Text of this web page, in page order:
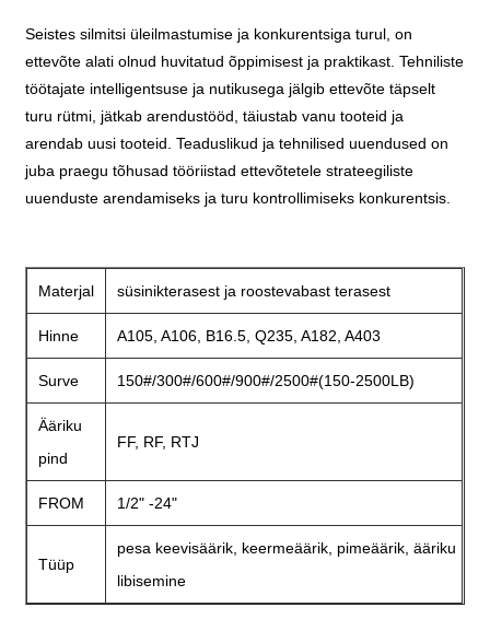
Seistes silmitsi üleilmastumise ja konkurentsiga turul, on
ettevõte alati olnud huvitatud õppimisest ja praktikast. Tehniliste
töötajate intelligentsuse ja nutikusega jälgib ettevõte täpselt
turu rütmi, jätkab arendustööd, täiustab vanu tooteid ja
arendab uusi tooteid. Teaduslikud ja tehnilised uuendused on
juba praegu tõhusad tööriistad ettevõtetele strateegiliste
uuenduste arendamiseks ja turu kontrollimiseks konkurentsis.
Materjal süsinikterasest ja roostevabast terasest
Hinne A105, A106, B16.5, Q235, A182, A403
Surve 150#/300#/600#/900#/2500#(150-2500LB)
Ääriku
pind
FF, RF, RTJ
FROM 1/2" -24"
Tüüp
pesa keevisäärik, keermeäärik, pimeäärik, ääriku
libisemine